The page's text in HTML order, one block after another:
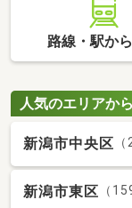
路線・駅か
人気のエリアか
新潟市中央区
新潟市東区 （